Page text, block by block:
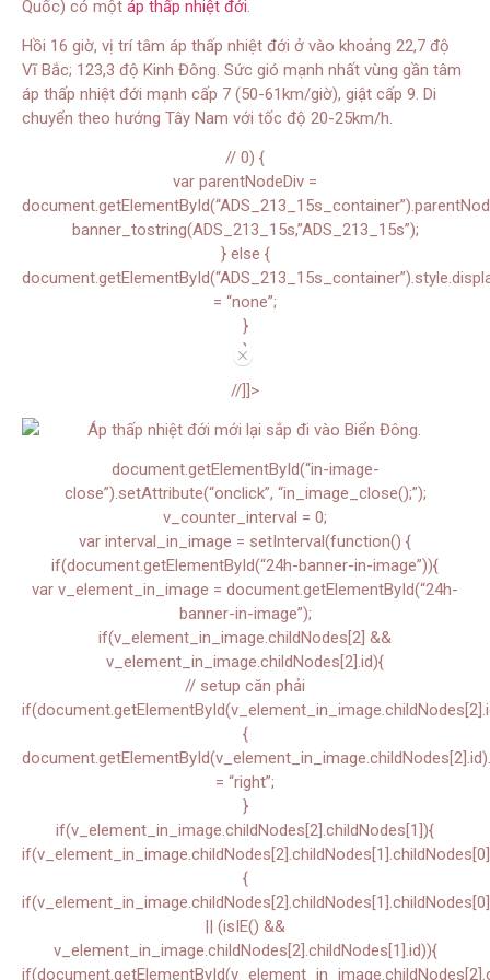
Quốc) có một áp thấp nhiệt đới
Hồi 16 giờ, vị trí tâm áp thấp nhiệt đới ở vào khoảng 22,7 độ
Vĩ Bắc; 123,3 độ Kinh Đông. Sức gió mạnh nhất vùng gần tâm
áp thấp nhiệt đới mạnh cấp 7 (50-61km/giờ), giật cấp 9. Di
chuyển theo hướng Tây Nam với tốc độ 20-25km/h.
// 0) {
var parentNodeDiv =
banner_tostring(ADS_213_15s,”ADS_213_15s”);
} else {
= “none”;
}
}
//]]>
//
document.getElementById(“in-image-
close”).setAttribute(“onclick”, “in_image_close();”);
v_counter_interval = 0;
var interval_in_image = setInterval(function() {
if(document.getElementById(“24h-banner-in-image”)){
var v_element_in_image = document.getElementById(“24h-
banner-in-image”);
if(v_element_in_image.childNodes[2] &&
v_element_in_image.childNodes[2].id){
// setup căn phải
{
= “right”;
}
if(v_element_in_image.childNodes[2].childNodes[1]){
{
|| (isIE() &&
v_element_in_image.childNodes[2].childNodes[1].id)){